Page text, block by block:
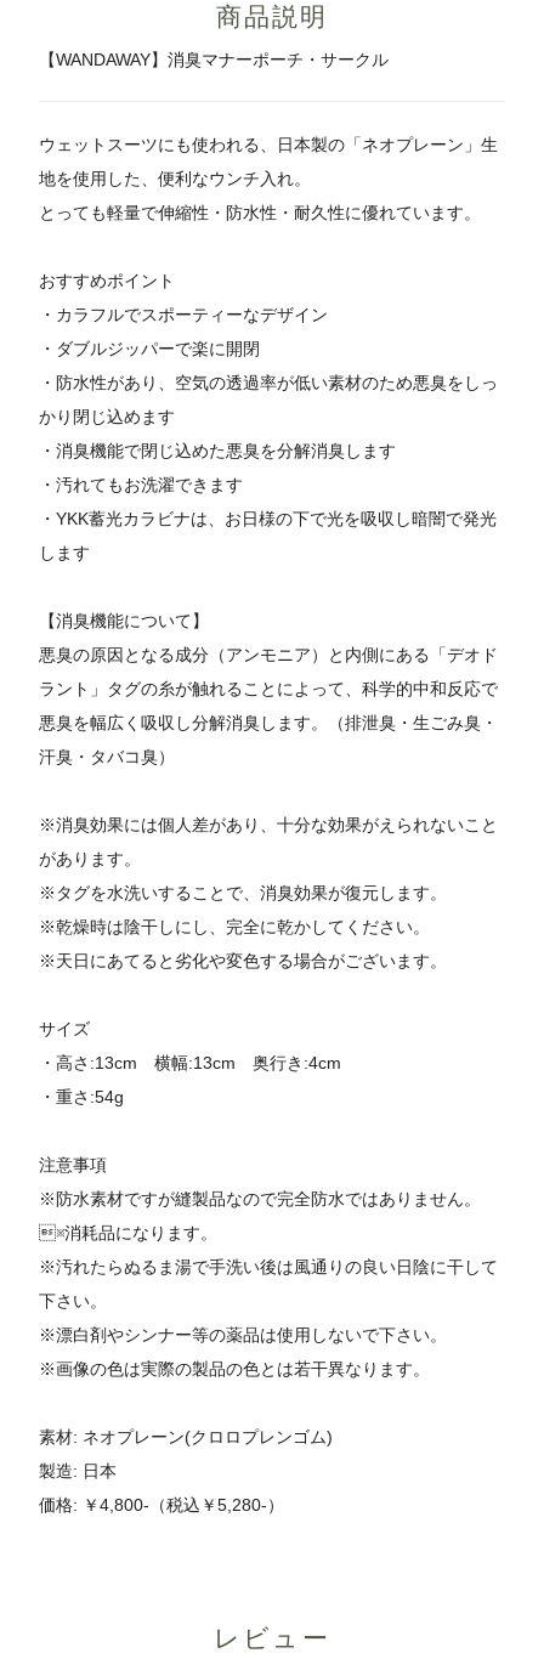
商品説明
【WANDAWAY】消臭マナーポーチ・サークル
ウェットスーツにも使われる、日本製の「ネオプレーン」生
地を使用した、便利なウンチ入れ。
とっても軽量で伸縮性・防水性・耐久性に優れています。
おすすめポイント
・カラフルでスポーティーなデザイン
・ダブルジッパーで楽に開閉
・防水性があり、空気の透過率が低い素材のため悪臭をしっ
かり閉じ込めます
・消臭機能で閉じ込めた悪臭を分解消臭します
・汚れてもお洗濯できます
・YKK蓄光カラビナは、お日様の下で光を吸収し暗闇で発光
します
【消臭機能について】
悪臭の原因となる成分（アンモニア）と内側にある「デオド
ラント」タグの糸が触れることによって、科学的中和反応で
悪臭を幅広く吸収し分解消臭します。（排泄臭・生ごみ臭・
汗臭・タバコ臭）
※消臭効果には個人差があり、十分な効果がえられないこと
があります。
※タグを水洗いすることで、消臭効果が復元します。
※乾燥時は陰干しにし、完全に乾かしてください。
※天日にあてると劣化や変色する場合がございます。
サイズ
・高さ:13cm 横幅:13cm 奥行き:4cm
・重さ:54g
注意事項
※防水素材ですが縫製品なので完全防水ではありません。
※消耗品になります。
※汚れたらぬるま湯で手洗い後は風通りの良い日陰に干して
下さい。
※漂白剤やシンナー等の薬品は使用しないで下さい。
※画像の色は実際の製品の色とは若干異なります。
素材: ネオプレーン(クロロプレンゴム)
製造: 日本
価格: ￥4,800-（税込￥5,280-）
レビュー